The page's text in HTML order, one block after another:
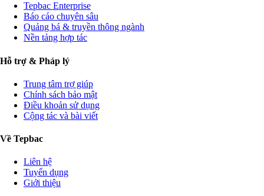
Tepbac Enterprise
Báo cáo chuyên sâu
Quảng bá & truyền thông ngành
Nền tảng hợp tác
Hỗ trợ & Pháp lý
Trung tâm trợ giúp
Chính sách bảo mật
Điều khoản sử dụng
Cộng tác và bài viết
Về Tepbac
Liên hệ
Tuyển dụng
Giới thiệu